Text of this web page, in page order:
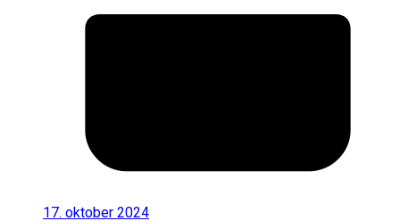
17. oktober 2024